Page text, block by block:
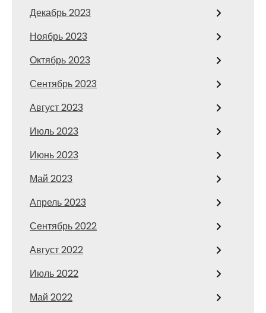
Декабрь 2023
Ноябрь 2023
Октябрь 2023
Сентябрь 2023
Август 2023
Июль 2023
Июнь 2023
Май 2023
Апрель 2023
Сентябрь 2022
Август 2022
Июль 2022
Май 2022